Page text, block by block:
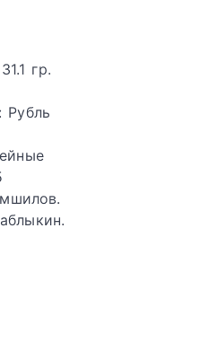
гр.
: Рубль